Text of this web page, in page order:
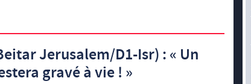
Jerusalem/D1-Isr) : « Un
gravé à vie ! »